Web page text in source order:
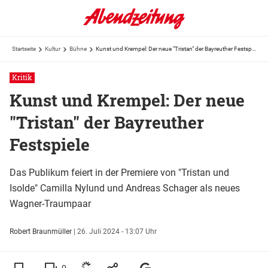
Startseite Kultur Bühne
Kritik
Kunst und Krempel: Der neue
"Tristan" der Bayreuther
Festspiele
Das Publikum feiert in der Premiere von "Tristan und
Isolde" Camilla Nylund und Andreas Schager als neues
Wagner-Traumpaar
Robert Braunmüller 26. Juli 2024 - 13:07 Uhr